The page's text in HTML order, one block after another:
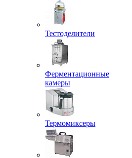
Тестоделители
Ферментационные
камеры
Термомиксеры